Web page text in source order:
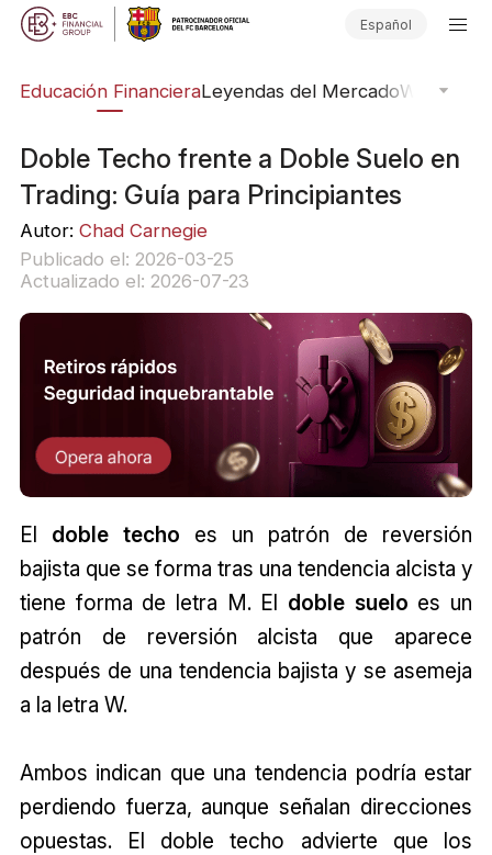
Español
Educación FinancieraLeyendas del MercadoWebinars
Doble Techo frente a Doble Suelo en
Trading: Guía para Principiantes
Autor: Chad Carnegie
Publicado el: 2026-03-25
Actualizado el: 2026-07-23
El doble techo es un patrón de reversión
bajista que se forma tras una tendencia alcista y
tiene forma de letra M. El doble suelo es un
patrón de reversión alcista que aparece
después de una tendencia bajista y se asemeja
a la letra W.
Ambos indican que una tendencia podría estar
perdiendo fuerza, aunque señalan direcciones
opuestas. El doble techo advierte que los